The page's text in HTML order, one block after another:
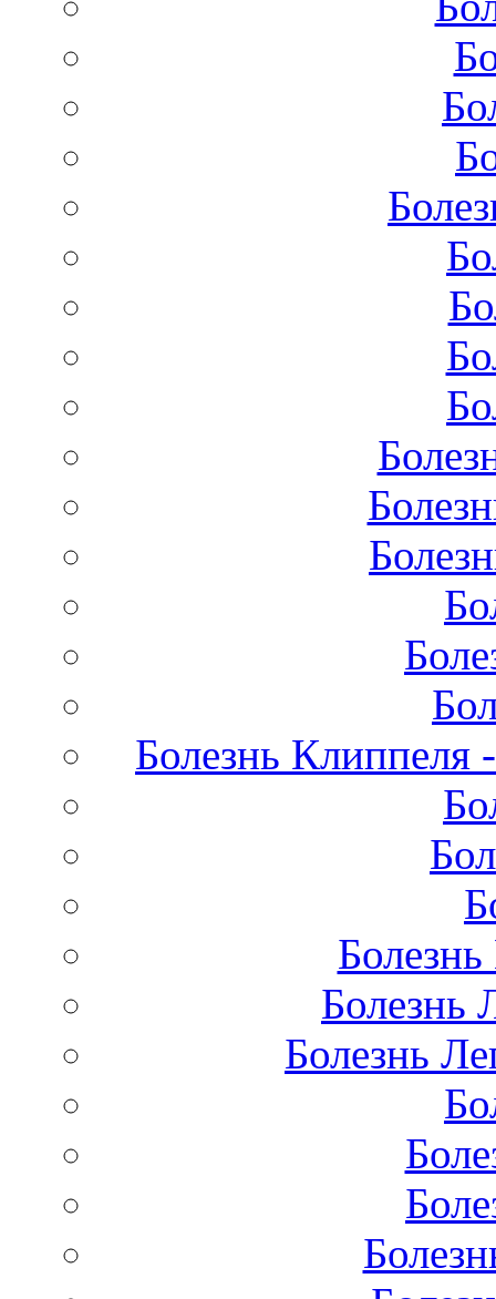
Болезнь Клиппеля
Болезнь
Болезнь